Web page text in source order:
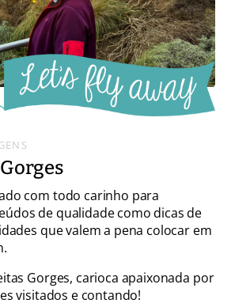
com todo carinho para
de qualidade como dicas de
que valem a pena colocar em
Gorges, carioca apaixonada por
visitados e contando!